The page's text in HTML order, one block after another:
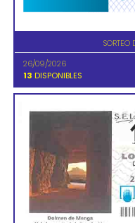
SORTEO
26/09/2026
13 DISPONIBLES